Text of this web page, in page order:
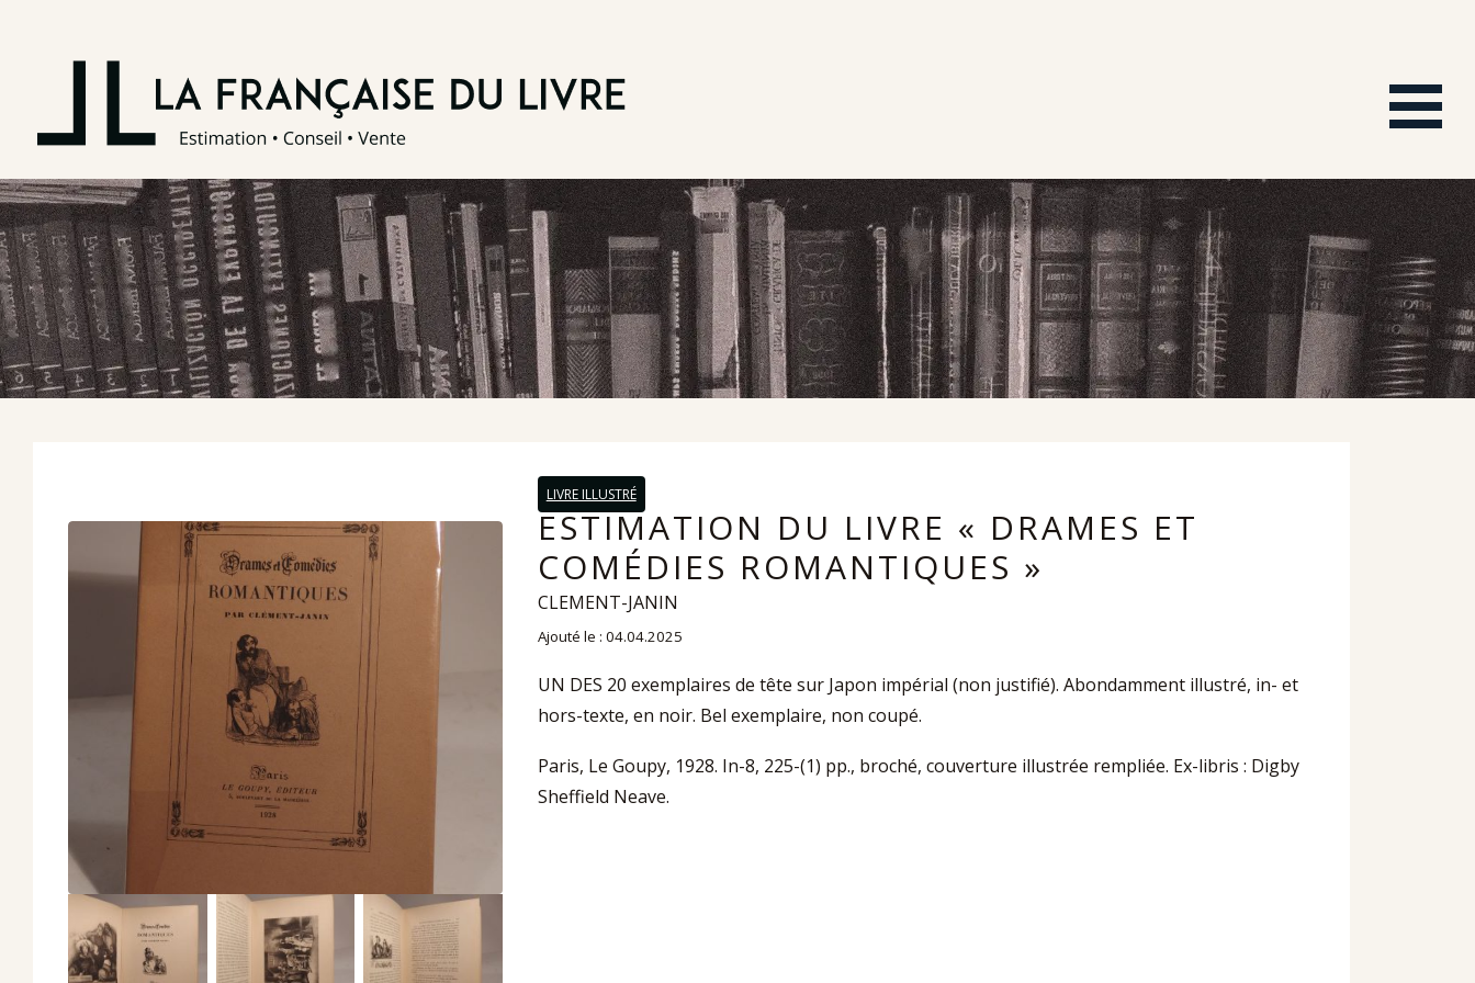
LIVRE ILLUSTRÉ
ESTIMATION DU LIVRE « DRAMES ET
COMÉDIES ROMANTIQUES »
CLEMENT-JANIN
Ajouté le : 04.04.2025
UN DES 20 exemplaires de tête sur Japon impérial (non justifié). Abondamment illustré, in- et
hors-texte, en noir. Bel exemplaire, non coupé.
Paris, Le Goupy, 1928. In-8, 225-(1) pp., broché, couverture illustrée rempliée. Ex-libris : Digby
Sheffield Neave.